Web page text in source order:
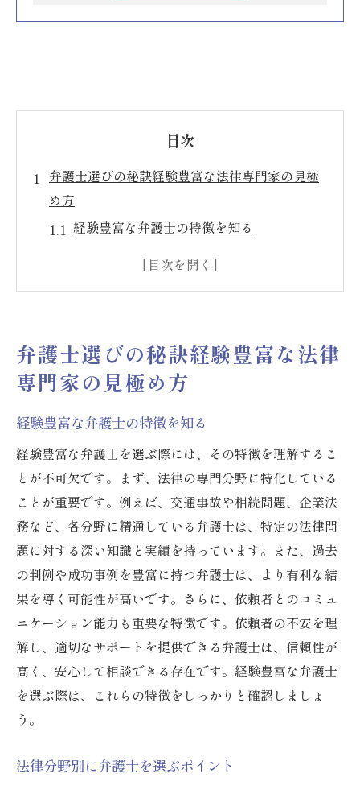
目次
弁護士選びの秘訣経験豊富な法律専門家の見極
め方
経験豊富な弁護士の特徴を知る
法律分野別に弁護士を選ぶポイント
中山法律事務所の弁護士選びの事例
弁護士経験と実績を活かした成功事例の紹介
交通事故での和解成功事例
相続問題での解決事例
企業法務における契約書作成成功事例
刑事事件からの無罪判決事例
法律顧問としての成功体験
依頼者の声から見る弁護士の実績
交通事故や相続で頼れる弁護士を見つける方法
交通事故案件に強い弁護士の選び方
相続問題で信頼できる弁護士の特徴
専門性の高い弁護士の見分け方
過去の裁判事例から見る実力
専門分野での弁護士選び成功への近道
弁護士選びの秘訣経験豊富な法律
専門家の見極め方
経験豊富な弁護士の特徴を知る
経験豊富な弁護士を選ぶ際には、その特徴を理解するこ
とが不可欠です。まず、法律の専門分野に特化している
ことが重要です。例えば、交通事故や相続問題、企業法
務など、各分野に精通している弁護士は、特定の法律問
題に対する深い知識と実績を持っています。また、過去
の判例や成功事例を豊富に持つ弁護士は、より有利な結
果を導く可能性が高いです。さらに、依頼者とのコミュ
ニケーション能力も重要な特徴です。依頼者の不安を理
解し、適切なサポートを提供できる弁護士は、信頼性が
高く、安心して相談できる存在です。経験豊富な弁護士
を選ぶ際は、これらの特徴をしっかりと確認しましょ
う。
法律分野別に弁護士を選ぶポイント